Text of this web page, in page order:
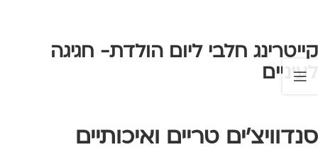
קייטרינג חלבי ליום הולדת- חגיגה
לעיניים
סנדוויצ'ים טריים ואיכותיים